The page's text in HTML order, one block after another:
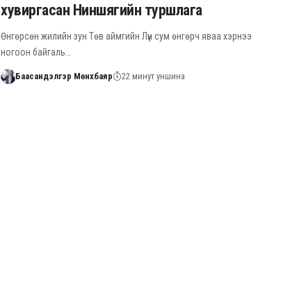
хувиргасан Ниншягийн туршлага
Өнгөрсөн жилийн зун Төв аймгийн Лүн сум өнгөрч яваа хэрнээ
ногоон байгаль…
Баасандэлгэр Мөнхбаяр 22 минут уншина